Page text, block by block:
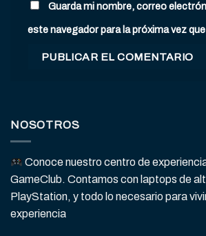
Guarda mi nombre, correo
este navegador para la próxima vez
NOSOTROS
Conoce nuestro centro de
GameClub. Contamos con laptops de
PlayStation, y todo lo necesario para
experiencia